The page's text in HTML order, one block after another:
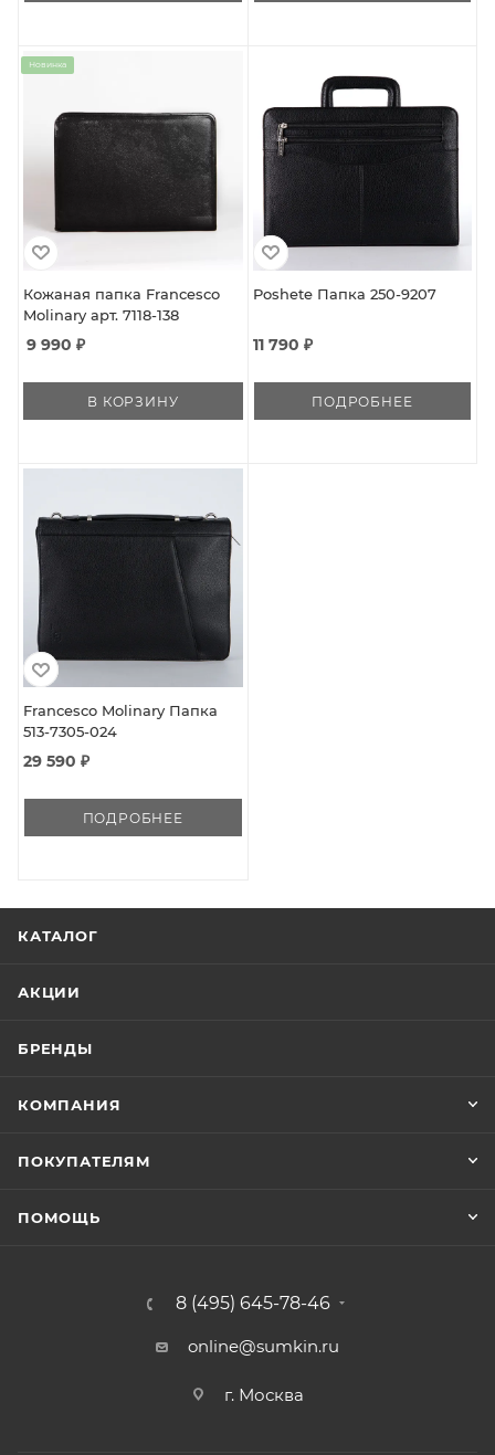
Новинка
Кожаная папка Francesco
Molinary арт. 7118-138
9 990 ₽
В КОРЗИНУ
Poshete Папка 250-9207
11 790 ₽
ПОДРОБНЕЕ
Francesco Molinary Папка
513-7305-024
29 590 ₽
ПОДРОБНЕЕ
КАТАЛОГ
АКЦИИ
БРЕНДЫ
КОМПАНИЯ
ПОКУПАТЕЛЯМ
ПОМОЩЬ
8 (495) 645-78-46
online@sumkin.ru
г. Москва